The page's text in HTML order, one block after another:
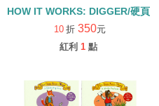
HOW IT WORKS: DIGGER/硬頁書
10 折 350元
紅利 1 點